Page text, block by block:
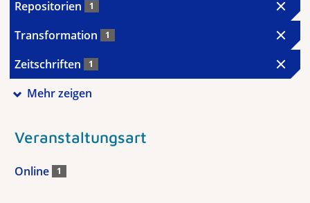
Repositorien 1
Transformation 1
Zeitschriften 1
Mehr zeigen
Veranstaltungsart
Online 1